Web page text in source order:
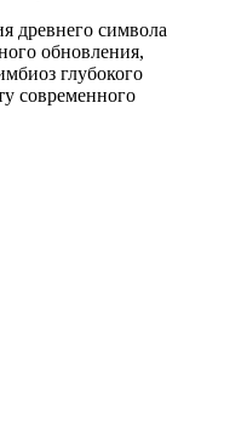
древнего символа
обновления,
глубокого
современного